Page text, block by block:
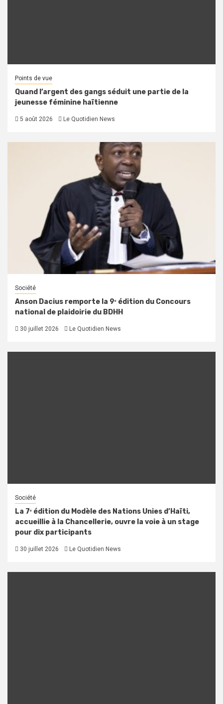
Points de vue
Quand l’argent des gangs séduit une partie de la
jeunesse féminine haïtienne
5 août 2026 Le Quotidien News
Société
Anson Dacius remporte la 9ᵉ édition du Concours
national de plaidoirie du BDHH
30 juillet 2026 Le Quotidien News
Société
La 7ᵉ édition du Modèle des Nations Unies d’Haïti,
accueillie à la Chancellerie, ouvre la voie à un stage
pour dix participants
30 juillet 2026 Le Quotidien News